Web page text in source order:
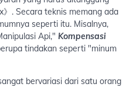
. Secara teknis memang ada
seperti itu. Misalnya,
Api," Kompensasi
tindakan seperti "minum
bervariasi dari satu orang